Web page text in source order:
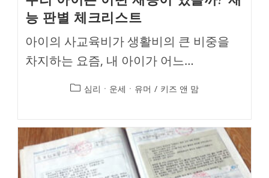
능 판별 체크리스트
아이의 사교육비가 생활비의 큰 비중을
차지하는 요즘, 내 아이가 어느…
Post심리ㆍ운세ㆍ유머 / 키즈 앤 맘